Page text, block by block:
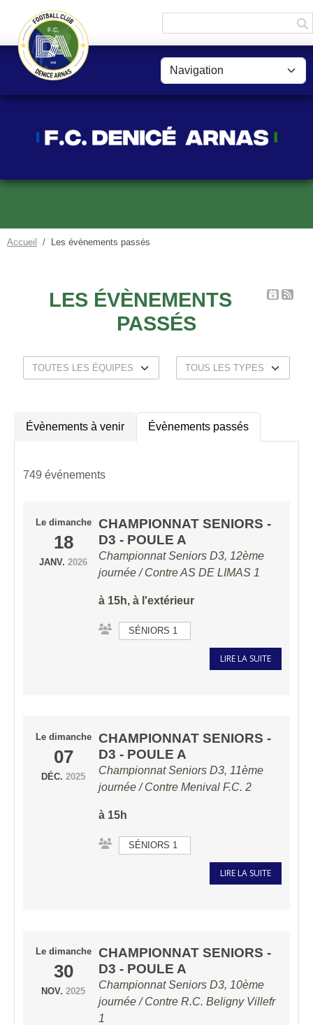
Accueil Les évènements passés
LES ÉVÈNEMENTS
PASSÉS
Évènements à venir Évènements passés
749 événements
Le dimanche
18
JANV. 2026
CHAMPIONNAT SENIORS -
D3 - POULE A
Championnat Seniors D3, 12ème
journée / ContreAS DE LIMAS 1
à 15h, à l'extérieur
SÉNIORS 1
LIRE LA SUITE
Le dimanche
07
DÉC. 2025
CHAMPIONNAT SENIORS -
D3 - POULE A
Championnat Seniors D3, 11ème
journée / Contre Menival F.C. 2
à 15h
SÉNIORS 1
LIRE LA SUITE
Le dimanche
30
NOV. 2025
CHAMPIONNAT SENIORS -
D3 - POULE A
Championnat Seniors D3, 10ème
journée / Contre R.C. Beligny Villefr
1
Panneau de gestion des cookies